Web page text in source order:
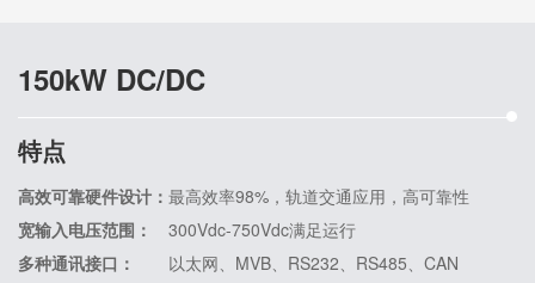
150kW DC/DC
特点
高效可靠硬件设计： 最高效率98%，轨道交通应用，高可靠性
宽输入电压范围： 300Vdc-750Vdc满足运行
多种通讯接口： 以太网、MVB、RS232、RS485、CAN